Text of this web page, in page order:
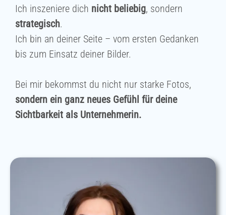
Ich inszeniere dich nicht beliebig, sondern
strategisch.
Ich bin an deiner Seite – vom ersten Gedanken
bis zum Einsatz deiner Bilder.
Bei mir bekommst du nicht nur starke Fotos,
sondern ein ganz neues Gefühl für deine
Sichtbarkeit als Unternehmerin.